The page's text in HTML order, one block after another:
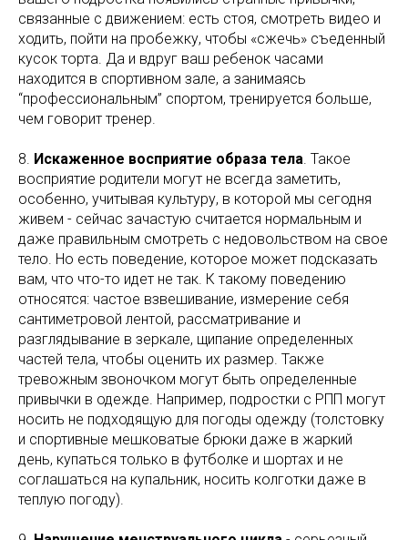
связанные с движением: есть стоя, смотреть видео и
ходить, пойти на пробежку, чтобы «сжечь» съеденный
кусок торта. Да и вдруг ваш ребенок часами
находится в спортивном зале, а занимаясь
“профессиональным” спортом, тренируется больше,
чем говорит тренер.
8. Искаженное восприятие образа тела. Такое
восприятие родители могут не всегда заметить,
особенно, учитывая культуру, в которой мы сегодня
живем - сейчас зачастую считается нормальным и
даже правильным смотреть с недовольством на свое
тело. Но есть поведение, которое может подсказать
вам, что что-то идет не так. К такому поведению
относятся: частое взвешивание, измерение себя
сантиметровой лентой, рассматривание и
разглядывание в зеркале, щипание определенных
частей тела, чтобы оценить их размер. Также
тревожным звоночком могут быть определенные
привычки в одежде. Например, подростки с РПП могут
носить не подходящую для погоды одежду (толстовку
и спортивные мешковатые брюки даже в жаркий
день, купаться только в футболке и шортах и не
соглашаться на купальник, носить колготки даже в
теплую погоду).